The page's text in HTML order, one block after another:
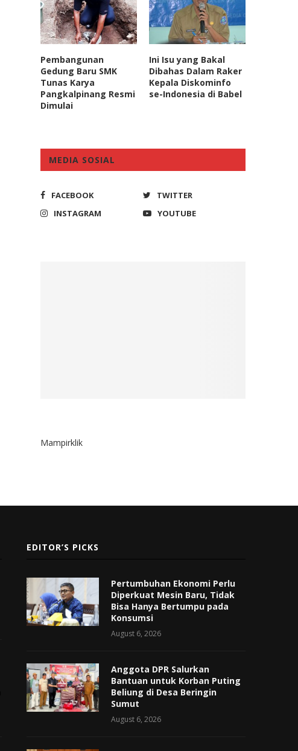
Pembangunan
Gedung Baru SMK
Tunas Karya
Pangkalpinang Resmi
Dimulai
Ini Isu yang Bakal
Dibahas Dalam Raker
Kepala Diskominfo
se-Indonesia di Babel
MEDIA SOSIAL
FACEBOOK
TWITTER
INSTAGRAM
YOUTUBE
Mampirklik
EDITOR’S PICKS
Pertumbuhan Ekonomi Perlu
Diperkuat Mesin Baru, Tidak
Bisa Hanya Bertumpu pada
Konsumsi
August 6, 2026
Anggota DPR Salurkan
Bantuan untuk Korban Puting
Beliung di Desa Beringin
Sumut
August 6, 2026